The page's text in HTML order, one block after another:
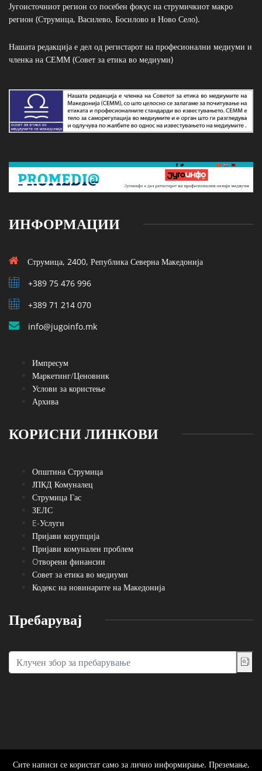
Југоисточниот регион со посебен фокус на струмичкиот макро
регион (Струмица, Василево, Босилово и Ново Село).
Нашата редакција е дел од регистарот на професионални медиуми и
членка на СЕММ (Совет за етика во медиуми)
ИНФОРМАЦИИ
Струмица, 2400, Република Северна Македонија
+389 75 476 996
+389 71 214 070
info@jugoinfo.mk
Импресум
Маркетинг/Ценовник
Услови за користење
Архива
КОРИСНИ ЛИНКОВИ
Општина Струмица
ЈПКД Комуналец
Струмица Гас
ЗЕЛС
E-Услуги
Пријави корупција
Пријави комунален проблем
Oтворени финансии
Совет за етика во медиуми
Кодекс на новинарите на Македонија
Пребарувај
Сите написи се користат само за лично информирање. Преземање,